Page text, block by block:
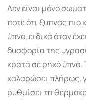
Δεν είναι μόνο
ποτέ ότι ξυπνάς πιο
ύπνο, ειδικά όταν
δυσφορία της
κρατά σε ρηχό ύπνο.
χαλαρώσει πλήρως,
ρυθμίσει τη